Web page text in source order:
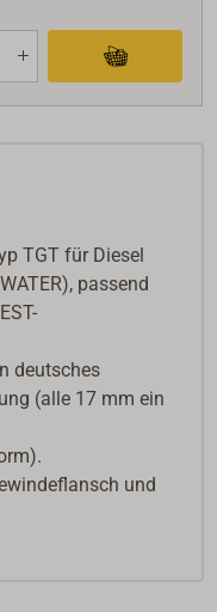
TGT für Diesel
passend
deutsches
(alle 17 mm ein
und